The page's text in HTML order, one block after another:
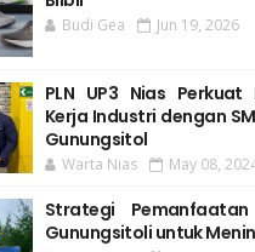
Budi Gea Jun 19, 2026
PLN UP3 Nias
Kerja Industri dengan
Gunungsitol
Warta Nias May 08,
Strategi
Gunungsitoli untuk